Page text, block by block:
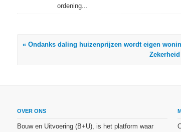
ordening...
« Ondanks daling huizenprijzen wordt eigen
OVER ONS
Bouw en Uitvoering (B+U), is het platform waar